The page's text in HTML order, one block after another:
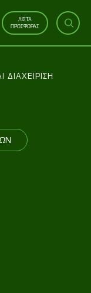
ΛΙΣΤΑ
ΠΡΟΣΦΟΡΑΣ
ΔΙΑΧΕΊΡΙΣΗ